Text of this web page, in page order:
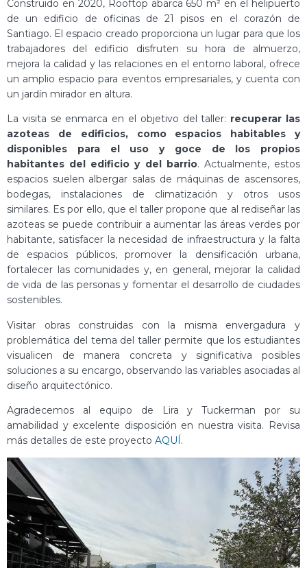
Construido en 2020, Rooftop abarca 650 m² en el helipuerto
de un edificio de oficinas de 21 pisos en el corazón de
Santiago. El espacio creado proporciona un lugar para que los
trabajadores del edificio disfruten su hora de almuerzo,
mejora la calidad y las relaciones en el entorno laboral, ofrece
un amplio espacio para eventos empresariales, y cuenta con
un jardín mirador en altura.
La visita se enmarca en el objetivo del taller: recuperar las
azoteas de edificios, como espacios habitables y
disponibles para el uso y goce de los propios
habitantes del edificio y del barrio. Actualmente, estos
espacios suelen albergar salas de máquinas de ascensores,
bodegas, instalaciones de climatización y otros usos
similares. Es por ello, que el taller propone que al rediseñar las
azoteas se puede contribuir a aumentar las áreas verdes por
habitante, satisfacer la necesidad de infraestructura y la falta
de espacios públicos, promover la densificación urbana,
fortalecer las comunidades y, en general, mejorar la calidad
de vida de las personas y fomentar el desarrollo de ciudades
sostenibles.
Visitar obras construidas con la misma envergadura y
problemática del tema del taller permite que los estudiantes
visualicen de manera concreta y significativa posibles
soluciones a su encargo, observando las variables asociadas al
diseño arquitectónico.
Agradecemos al equipo de Lira y Tuckerman por su
amabilidad y excelente disposición en nuestra visita. Revisa
más detalles de este proyecto AQUÍ.